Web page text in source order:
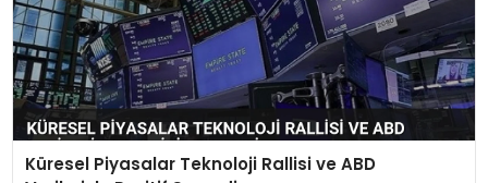
Küresel Piyasalar Teknoloji Rallisi ve ABD